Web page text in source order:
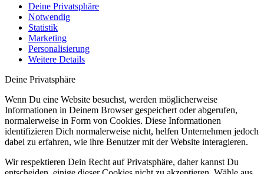
Deine Privatsphäre
Notwendig
Statistik
Marketing
Personalisierung
Weitere Details
Deine Privatsphäre
Wenn Du eine Website besuchst, werden möglicherweise
Informationen in Deinem Browser gespeichert oder abgerufen,
normalerweise in Form von Cookies. Diese Informationen
identifizieren Dich normalerweise nicht, helfen Unternehmen jedoch
dabei zu erfahren, wie ihre Benutzer mit der Website interagieren.
Wir respektieren Dein Recht auf Privatsphäre, daher kannst Du